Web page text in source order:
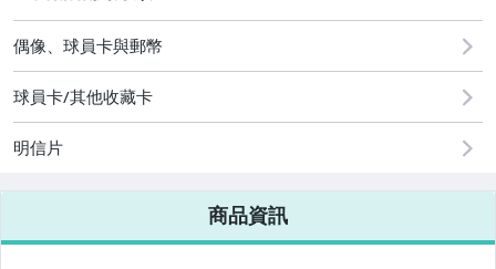
圖書/影音/文具
古董、藝術與礦石
手機、配件與通訊
美容保養與彩妝
電腦、平板與周邊
偶像、球員卡與郵幣
球員卡/其他收藏卡
明信片
商品資訊